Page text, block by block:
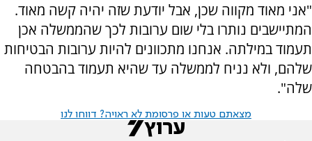
"אני מאוד מקווה שכן, אבל יודעת שזה יהיה קשה מאוד.
המתיישבים נותרו בלי שום ערובות לכך שהממשלה אכן
תעמוד במילתה. אנחנו מתכוונים להיות ערובות הבטיחות
שלהם, ולא נניח לממשלה עד שהיא תעמוד בהבטחה
שלה".
מצאתם טעות או פרסומת לא ראויה? דווחו לנו